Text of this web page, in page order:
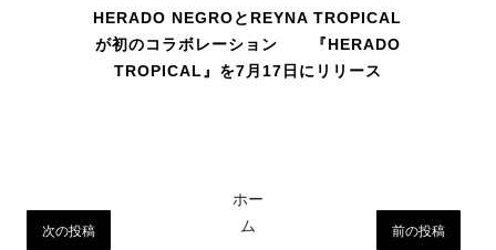
HERADO NEGROとREYNA TROPICAL
が初のコラボレーション 『HERADO
TROPICAL』を7月17日にリリース
次の投稿 前の投稿
ホー
ム